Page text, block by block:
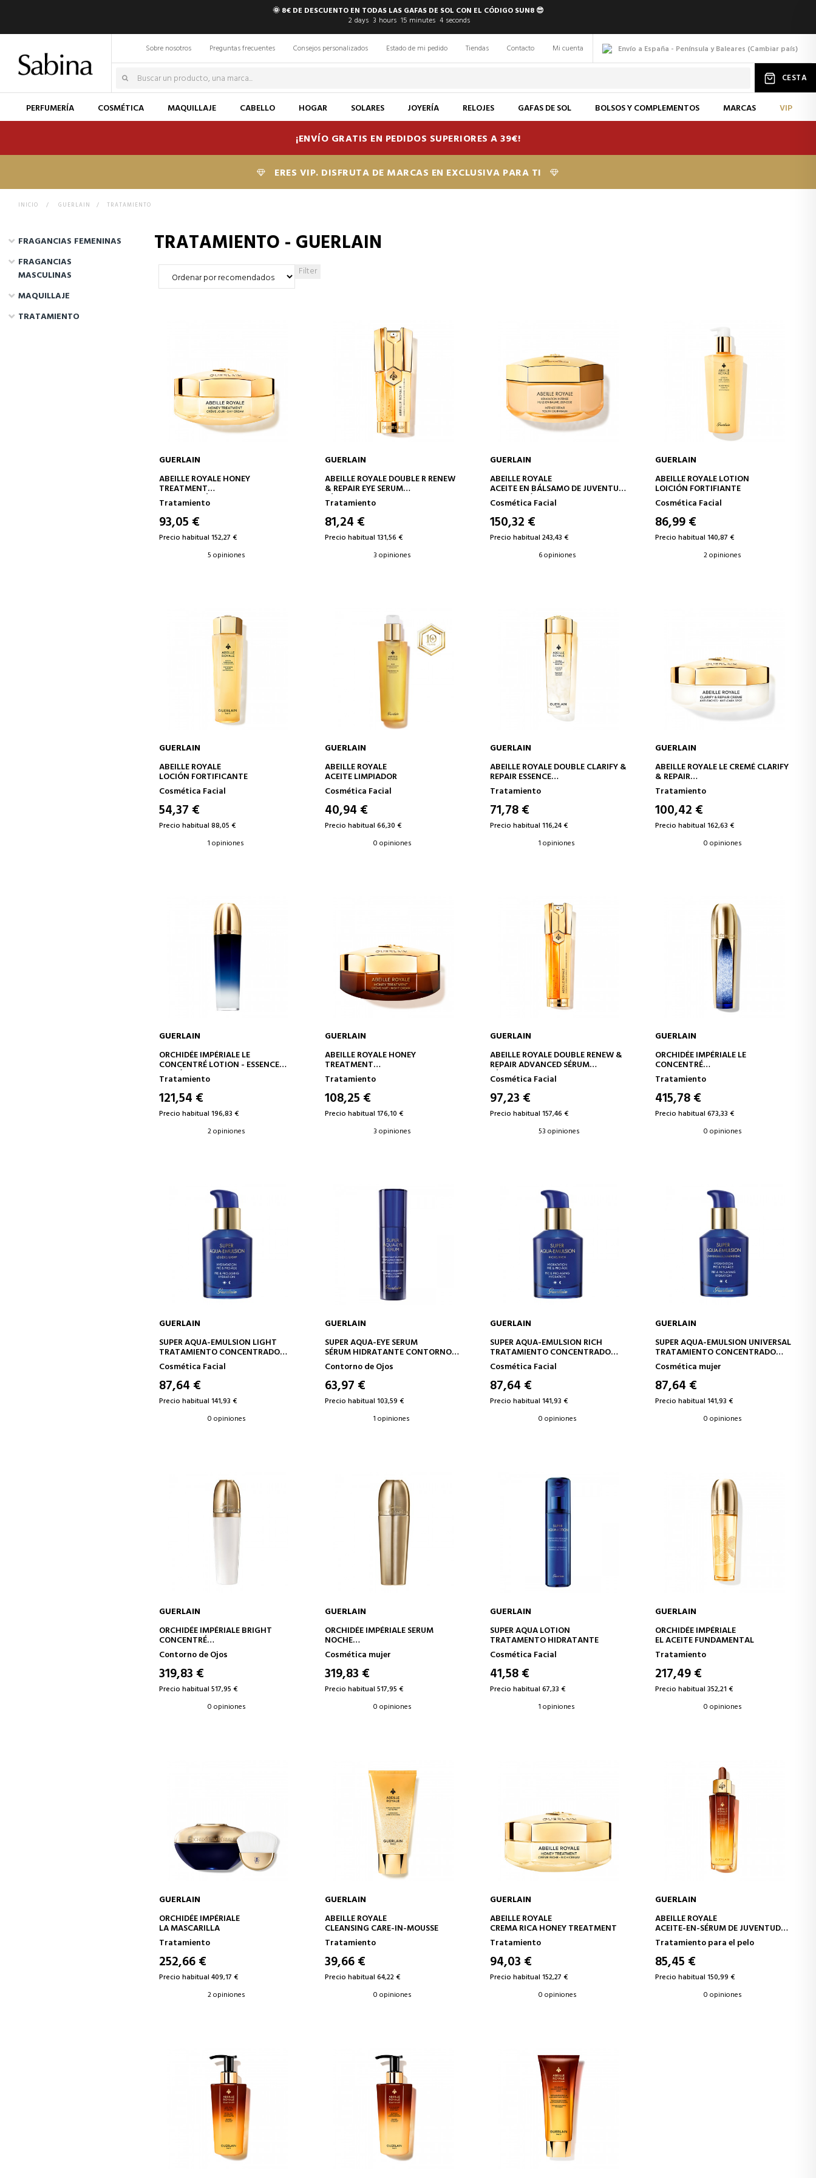
🌞 8€ DE DESCUENTO EN TODAS LAS GAFAS DE SOL CON EL CÓDIGO SUN8 😎
2 days 3 hours 15 minutes 3 seconds
Envío a España - Península y Baleares (Cambiar país)
Sobre nosotros Preguntas frecuentes Consejos personalizados Estado de mi pedido Tiendas Contacto Mi cuenta
CESTA
PERFUMERÍA COSMÉTICA MAQUILLAJE CABELLO HOGAR SOLARES JOYERÍA RELOJES GAFAS DE SOL BOLSOS Y COMPLEMENTOS MARCAS VIP
¡ENVÍO GRATIS EN PEDIDOS SUPERIORES A 39€!
ERES VIP. DISFRUTA DE MARCAS EN EXCLUSIVA PARA TI
INICIO > GUERLAIN > TRATAMIENTO
TRATAMIENTO - GUERLAIN
Filter
AÑADIR A LA CESTA
GUERLAIN
ABEILLE ROYALE HONEY
TREATMENT
CREMA DE DÍA
Tratamiento
93,05 €
Precio habitual 152,27 €
5 opiniones
AÑADIR A LA CESTA
GUERLAIN
ABEILLE ROYALE DOUBLE R RENEW
& REPAIR EYE SERUM
SÉRUM REPARADOR Y RENOVADOR
Tratamiento
81,24 €
Precio habitual 131,56 €
3 opiniones
AÑADIR A LA CESTA
GUERLAIN
ABEILLE ROYALE
ACEITE EN BÁLSAMO DE JUVENTUD
REPARACIÓN INTENSA
Cosmética Facial
150,32 €
Precio habitual 243,43 €
6 opiniones
AÑADIR A LA CESTA
GUERLAIN
ABEILLE ROYALE LOTION
LOICIÓN FORTIFIANTE
Cosmética Facial
86,99 €
Precio habitual 140,87 €
2 opiniones
AÑADIR A LA CESTA
GUERLAIN
ABEILLE ROYALE
LOCIÓN FORTIFICANTE
Cosmética Facial
54,37 €
Precio habitual 88,05 €
1 opiniones
AÑADIR A LA CESTA
GUERLAIN
ABEILLE ROYALE
ACEITE LIMPIADOR
Cosmética Facial
40,94 €
Precio habitual 66,30 €
0 opiniones
AÑADIR A LA CESTA
GUERLAIN
ABEILLE ROYALE DOUBLE CLARIFY &
REPAIR ESSENCE
TRATAMIENTO REPARADOR
Tratamiento
71,78 €
Precio habitual 116,24 €
1 opiniones
AÑADIR A LA CESTA
GUERLAIN
ABEILLE ROYALE LE CREMÉ CLARIFY
& REPAIR
CREMA REPARADORA
Tratamiento
100,42 €
Precio habitual 162,63 €
0 opiniones
AÑADIR A LA CESTA
GUERLAIN
ORCHIDÉE IMPÉRIALE LE
CONCENTRÉ LOTION - ESSENCE
LOCIÓN ANTIENVEJECIMIENTO
ACTIVADORA DE LA LONGEVIDAD
Tratamiento
121,54 €
Precio habitual 196,83 €
2 opiniones
AÑADIR A LA CESTA
GUERLAIN
ABEILLE ROYALE HONEY
TREATMENT
CREMA DE NOCHE
Tratamiento
108,25 €
Precio habitual 176,10 €
3 opiniones
AÑADIR A LA CESTA
GUERLAIN
ABEILLE ROYALE DOUBLE RENEW &
REPAIR ADVANCED SÉRUM
SÉRUM REPARADOR Y RENOVADOR
Cosmética Facial
97,23 €
Precio habitual 157,46 €
53 opiniones
AÑADIR A LA CESTA
GUERLAIN
ORCHIDÉE IMPÉRIALE LE
CONCENTRÉ
EL CONCENTRADO MICRO-LIFT
Tratamiento
415,78 €
Precio habitual 673,33 €
0 opiniones
AÑADIR A LA CESTA
GUERLAIN
SUPER AQUA-EMULSION LIGHT
TRATAMIENTO CONCENTRADO
HIDRATANTE
Cosmética Facial
87,64 €
Precio habitual 141,93 €
0 opiniones
AÑADIR A LA CESTA
GUERLAIN
SUPER AQUA-EYE SERUM
SÉRUM HIDRATANTE CONTORNO
DE OJOS
Contorno de Ojos
63,97 €
Precio habitual 103,59 €
1 opiniones
AÑADIR A LA CESTA
GUERLAIN
SUPER AQUA-EMULSION RICH
TRATAMIENTO CONCENTRADO
HIDRATANTE
Cosmética Facial
87,64 €
Precio habitual 141,93 €
0 opiniones
AÑADIR A LA CESTA
GUERLAIN
SUPER AQUA-EMULSION UNIVERSAL
TRATAMIENTO CONCENTRADO
HIDRATANTE
Cosmética mujer
87,64 €
Precio habitual 141,93 €
0 opiniones
AÑADIR A LA CESTA
GUERLAIN
ORCHIDÉE IMPÉRIALE BRIGHT
CONCENTRÉ
CONCENTRADO ANTIEDAD -
ANTIARRRUGAS
Contorno de Ojos
319,83 €
Precio habitual 517,95 €
0 opiniones
AÑADIR A LA CESTA
GUERLAIN
ORCHIDÉE IMPÉRIALE SERUM
NOCHE
ANTIENVEJECIMIENTO
REGENERADOR NOCTURNO
Cosmética mujer
319,83 €
Precio habitual 517,95 €
0 opiniones
AÑADIR A LA CESTA
GUERLAIN
SUPER AQUA LOTION
TRATAMENTO HIDRATANTE
Cosmética Facial
41,58 €
Precio habitual 67,33 €
1 opiniones
AÑADIR A LA CESTA
GUERLAIN
ORCHIDÉE IMPÉRIALE
EL ACEITE FUNDAMENTAL
Tratamiento
217,49 €
Precio habitual 352,21 €
0 opiniones
AÑADIR A LA CESTA
GUERLAIN
ORCHIDÉE IMPÉRIALE
LA MASCARILLA
Tratamiento
252,66 €
Precio habitual 409,17 €
2 opiniones
AÑADIR A LA CESTA
GUERLAIN
ABEILLE ROYALE
CLEANSING CARE-IN-MOUSSE
Tratamiento
39,66 €
Precio habitual 64,22 €
0 opiniones
AÑADIR A LA CESTA
GUERLAIN
ABEILLE ROYALE
CREMA RICA HONEY TREATMENT
Tratamiento
94,03 €
Precio habitual 152,27 €
0 opiniones
AÑADIR A LA CESTA
GUERLAIN
ABEILLE ROYALE
ACEITE-EN-SÉRUM DE JUVENTUD
CUERO CABELLUDO Y CABELLO
Tratamiento para el pelo
85,45 €
Precio habitual 150,99 €
0 opiniones
FRAGANCIAS FEMENINAS
FRAGANCIAS
MASCULINAS
MAQUILLAJE
TRATAMIENTO